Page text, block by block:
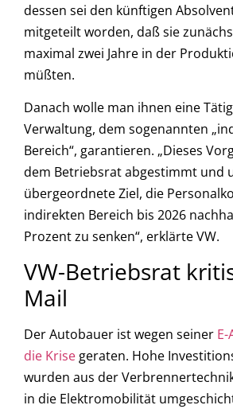
dessen sei den künftigen
mitgeteilt worden, daß sie
maximal zwei Jahre in der
müßten.
Danach wolle man ihnen eine
Verwaltung, dem sogenannten
Bereich“, garantieren. „Dieses
dem Betriebsrat abgestimmt und
übergeordnete Ziel, die
indirekten Bereich bis 2026
Prozent zu senken“, erklärte VW.
VW-Betriebsrat
Mail
Der Autobauer ist wegen seiner
die Krisegeraten. Hohe
wurden aus der
in die Elektromobilität